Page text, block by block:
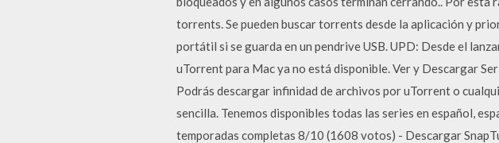
torrents. Se pueden buscar torrents desde la aplicación y
portátil si se guarda en un pendrive USB. UPD: Desde el
uTorrent para Mac ya no está disponible. Ver y Descargar
Podrás descargar infinidad de archivos por uTorrent o
sencilla. Tenemos disponibles todas las series en español,
temporadas completas 8/10 (1608 votos) - Descargar